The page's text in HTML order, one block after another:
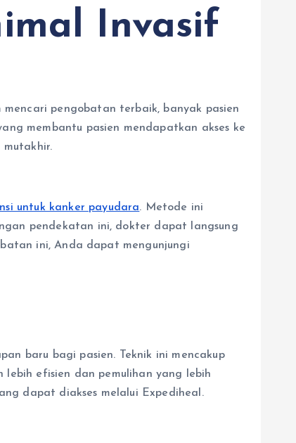
Invasif
pengobatan terbaik, banyak pasien
membantu pasien mendapatkan akses ke
untuk kanker payudara. Metode ini
pendekatan ini, dokter dapat langsung
ini, Anda dapat mengunjungi
baru bagi pasien. Teknik ini mencakup
efisien dan pemulihan yang lebih
dapat diakses melalui Expediheal.